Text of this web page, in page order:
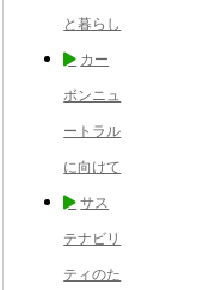
と暮らし
カー
ボンニュ
ートラル
に向けて
サス
テナビリ
ティのた